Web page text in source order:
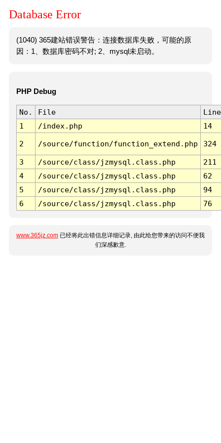
Database Error
(1040) 365建站错误警告：连接数据库失败，可能的原
因：1、数据库密码不对; 2、mysql未启动。
PHP Debug
No. File
Line
1
/index.php 14
2 /source/function/function_extend.php 324
3 /source/class/jzmysql.class.php
211
4
/source/class/jzmysql.class.php
62
5
/source/class/jzmysql.class.php
94
6
/source/class/jzmysql.class.php 76
www.365jz.com 已经将此出错信息详细记录, 由此给您带来的访问不便我
们深感歉意.